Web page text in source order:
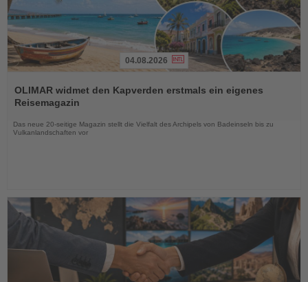
Sie
die
Nachrichten
04.08.2026
OLIMAR widmet den Kapverden erstmals ein eigenes
Reisemagazin
Das neue 20-seitige Magazin stellt die Vielfalt des Archipels von Badeinseln bis zu
Vulkanlandschaften vor